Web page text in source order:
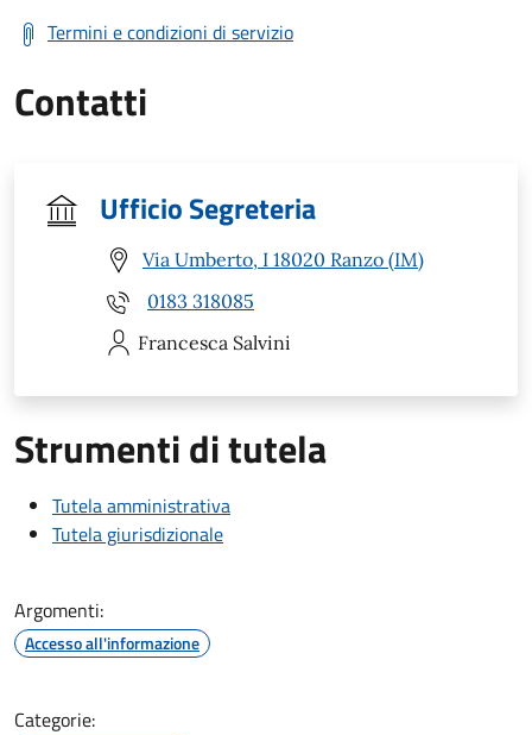
Termini e condizioni di servizio
Contatti
Ufficio Segreteria
Via Umberto, I 18020 Ranzo (IM)
0183 318085
Francesca Salvini
Strumenti di tutela
Tutela amministrativa
Tutela giurisdizionale
Argomenti:
Accesso all'informazione
Categorie: